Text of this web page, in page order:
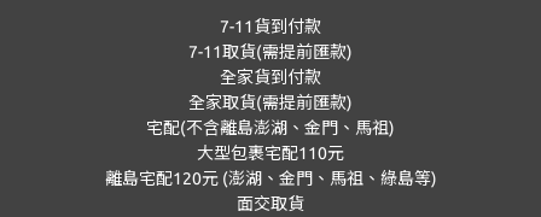
7-11貨到付款
7-11取貨(需提前匯款)
全家貨到付款
全家取貨(需提前匯款)
宅配(不含離島澎湖、金門、馬祖)
大型包裹宅配110元
離島宅配120元 (澎湖、金門、馬祖、綠島等)
面交取貨